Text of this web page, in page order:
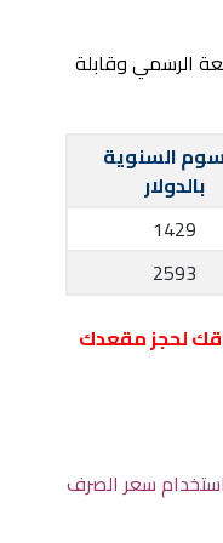
الرسمي وقابلة
السنوية
بالدولار
1429
2593
لحجز مقعدك
الأمريكي تم استخدام سعر الصرف